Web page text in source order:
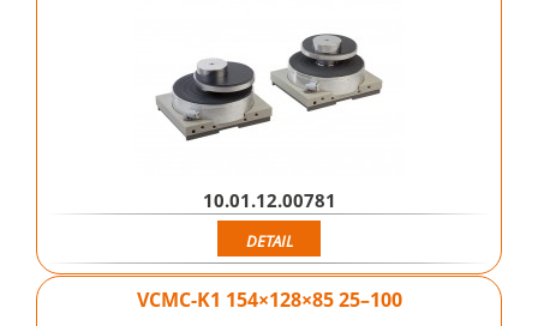
10.01.12.00781
DETAIL
VCMC-K1 154×128×85 25–100